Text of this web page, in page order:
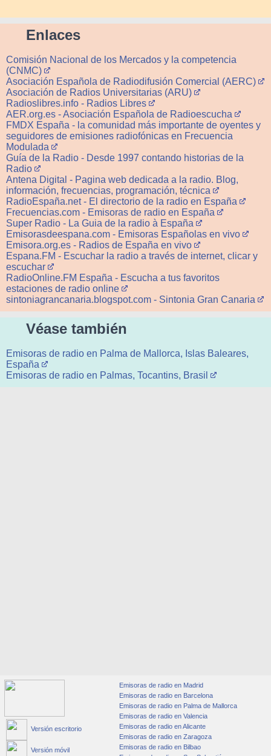
Enlaces
Comisión Nacional de los Mercados y la competencia
(CNMC)
Asociación Española de Radiodifusión Comercial (AERC)
Asociación de Radios Universitarias (ARU)
Radioslibres.info - Radios Libres
AER.org.es - Asociación Española de Radioescucha
FMDX España - la comunidad más importante de oyentes y
seguidores de emisiones radiofónicas en Frecuencia
Modulada
Guía de la Radio - Desde 1997 contando historias de la
Radio
Antena Digital - Pagina web dedicada a la radio. Blog,
información, frecuencias, programación, técnica
RadioEspaña.net - El directorio de la radio en España
Frecuencias.com - Emisoras de radio en España
Super Radio - La Guia de la radio à España
Emisorasdeespana.com - Emisoras Españolas en vivo
Emisora.org.es - Radios de España en vivo
Espana.FM - Escuchar la radio a través de internet, clicar y
escuchar
RadioOnline.FM España - Escucha a tus favoritos
estaciones de radio online
sintoniagrancanaria.blogspot.com - Sintonia Gran Canaria
Véase también
Emisoras de radio en Palma de Mallorca, Islas Baleares,
España
Emisoras de radio en Palmas, Tocantins, Brasil
Versión escritorio
Versión móvil
Emisoras de radio en Madrid
Emisoras de radio en Barcelona
Emisoras de radio en Palma de Mallorca
Emisoras de radio en Valencia
Emisoras de radio en Alicante
Emisoras de radio en Zaragoza
Emisoras de radio en Bilbao